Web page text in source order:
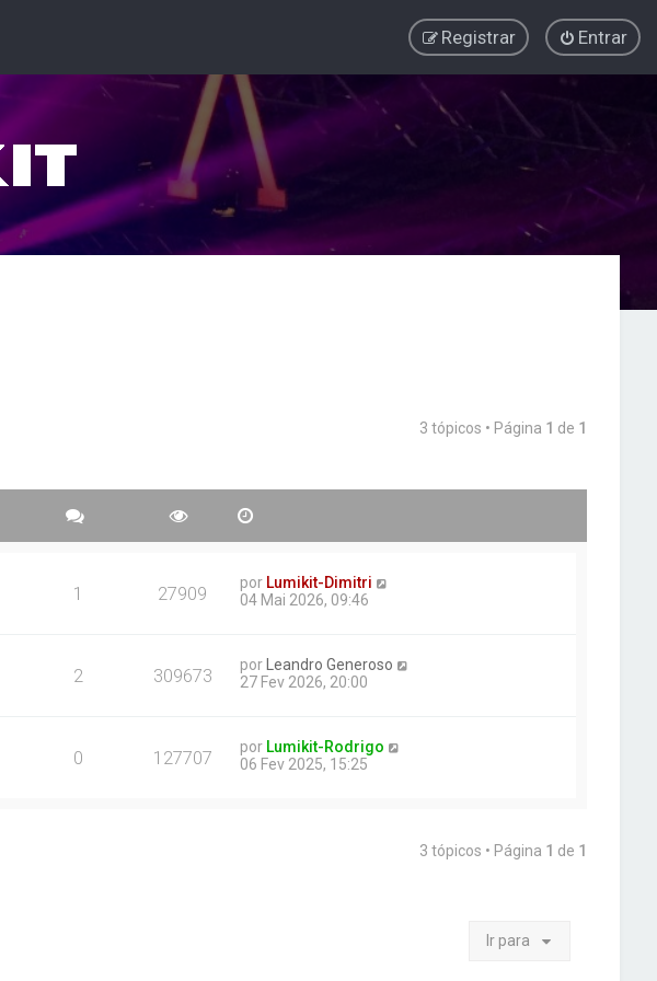
Entrar
Registrar
3 tópicos • Página 1 de 1
1 27909 por Lumikit-Dimitri
04 Mai 2026, 09:46
2 309673 por
Leandro Generoso
27 Fev 2026, 20:00
0 127707 por Lumikit-Rodrigo
06 Fev 2025, 15:25
3 tópicos • Página 1 de 1
Ir para